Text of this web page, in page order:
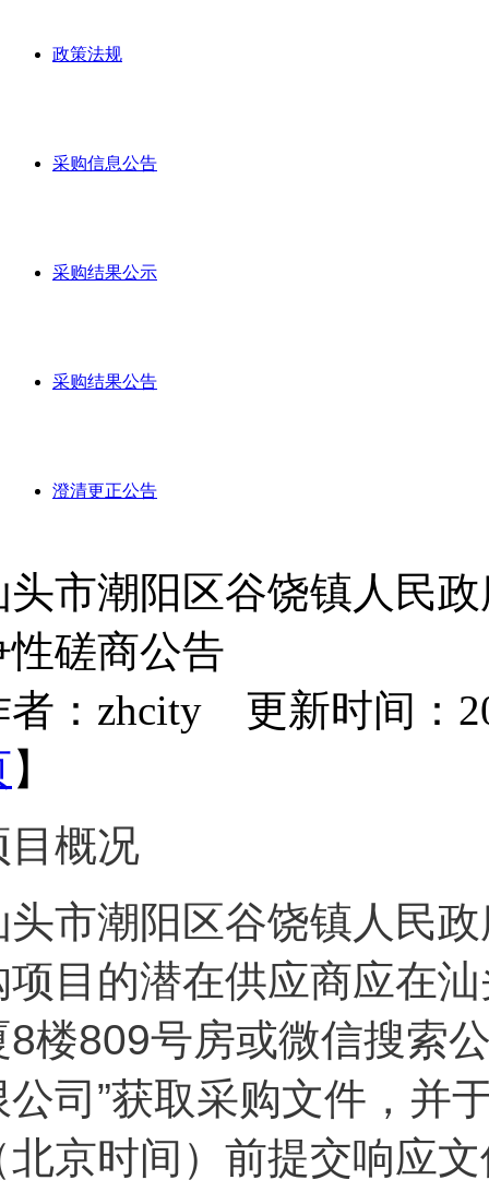
政策法规
采购信息公告
采购结果公示
采购结果公告
澄清更正公告
头市潮阳区谷饶镇人民
性磋商公告
者：zhcity 更新时间：
】
目概况
头市潮阳区谷饶镇人民
项目的潜在供应商应在
8楼809号房或微信搜索
公司”获取采购文件，并
北京时间）前提交响应